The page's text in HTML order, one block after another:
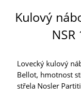
Kulový
Lovecký kulový
Bellot, hmotnost
střela Nosler